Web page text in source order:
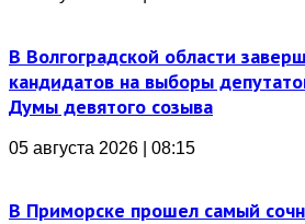
В Волгоградской области
кандидатов на выборы
Думы девятого созыва
05 августа 2026 | 08:15
В Приморске прошел самый